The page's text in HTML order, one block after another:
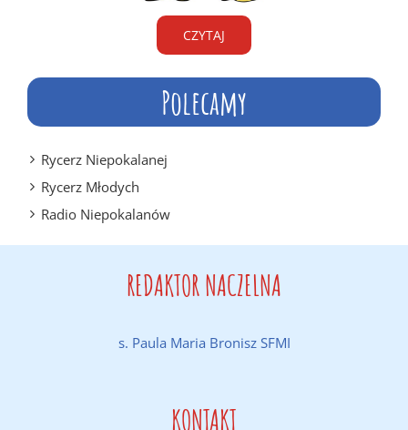
CZYTAJ
Polecamy
Rycerz Niepokalanej
Rycerz Młodych
Radio Niepokalanów
REDAKTOR NACZELNA
s. Paula Maria Bronisz SFMI
KONTAKT